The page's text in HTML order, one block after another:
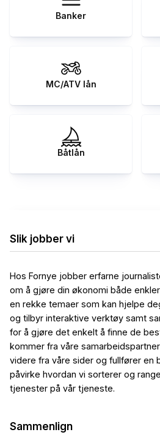
Banker
MC/ATV lån
Båtlån
Slik jobber vi
Hos Fornye jobber erfarne
om å gjøre din økonomi både
en rekke temaer som kan hjelpe
og tilbyr interaktive verktøy samt
for å gjøre det enkelt å finne de
kommer fra våre
videre fra våre sider og fullfører en
påvirke hvordan vi sorterer og
tjenester på vår tjeneste.
Sammenlign